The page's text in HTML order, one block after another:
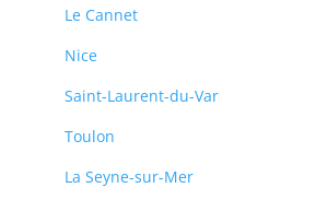
Le Cannet
Nice
Saint-Laurent-du-Var
Toulon
La Seyne-sur-Mer